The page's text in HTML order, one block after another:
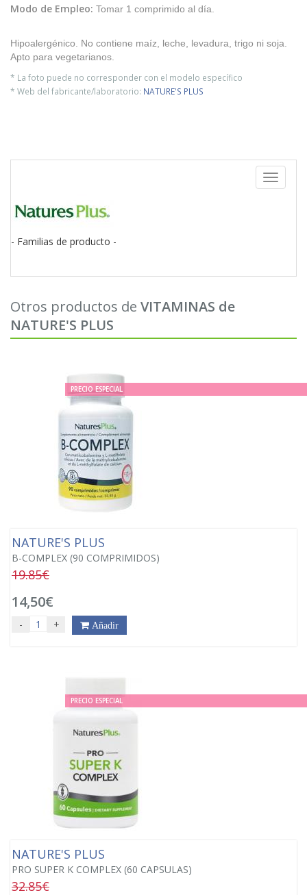
Modo de Empleo: Tomar 1 comprimido al día.
Hipoalergénico. No contiene maíz, leche, levadura, trigo ni soja.
Apto para vegetarianos.
* La foto puede no corresponder con el modelo específico
* Web del fabricante/laboratorio: NATURE'S PLUS
Toggle
- Familias de producto -
Otros productos de VITAMINAS de
NATURE'S PLUS
PRECIO ESPECIAL
NATURE'S PLUS
B-COMPLEX (90 COMPRIMIDOS)
19.85€
14,50€
- + Añadir
PRECIO ESPECIAL
NATURE'S PLUS
PRO SUPER K COMPLEX (60 CAPSULAS)
32.85€